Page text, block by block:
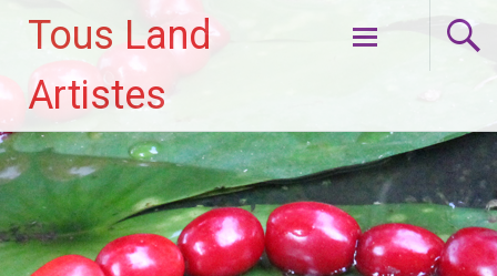
Tous Land
Artistes
contenu